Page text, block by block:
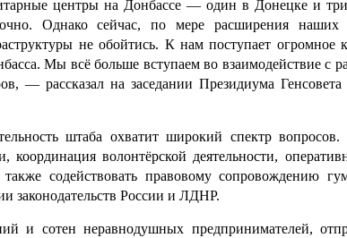
центры на Донбассе — один в Донецке и
Однако сейчас, по мере расширения
не обойтись. К нам поступает огромное
Мы всё больше вступаем во взаимодействие с
, — рассказал на заседании Президиума Генсовета
штаба охватит широкий спектр
координацияволонтёрской деятельности,
содействовать правовому сопровождению
законодательств России и ЛДНР.
и сотен неравнодушных предпринимателей,